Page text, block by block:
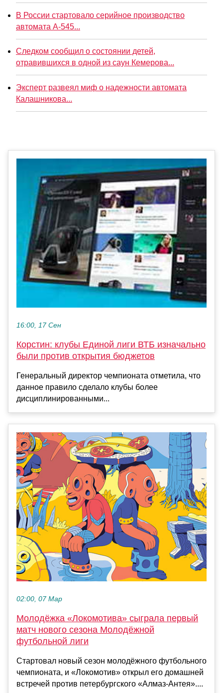
В России стартовало серийное производство
автомата А-545...
Следком сообщил о состоянии детей,
отравившихся в одной из саун Кемерова...
Эксперт развеял миф о надежности автомата
Калашникова...
16:00, 17 Сен
Корстин: клубы Единой лиги ВТБ изначально
были против открытия бюджетов
Генеральный директор чемпионата отметила, что
данное правило сделало клубы более
дисциплинированными...
02:00, 07 Мар
Молодёжка «Локомотива» сыграла первый
матч нового сезона Молодёжной
футбольной лиги
Стартовал новый сезон молодёжного футбольного
чемпионата, и «Локомотив» открыл его домашней
встречей против петербургского «Алмаз-Антея»....